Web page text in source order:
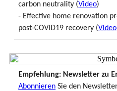
carbon neutrality (Video)
- Effective home renovation
post-COVID19 recovery (Video
Empfehlung: Newsletter zu
Abonnieren Sie den